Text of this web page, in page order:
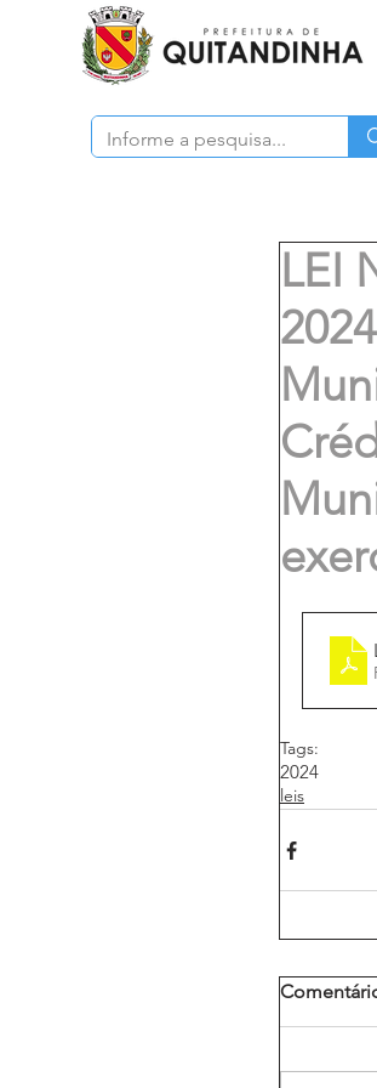
LEI
Tags:
2024
leis